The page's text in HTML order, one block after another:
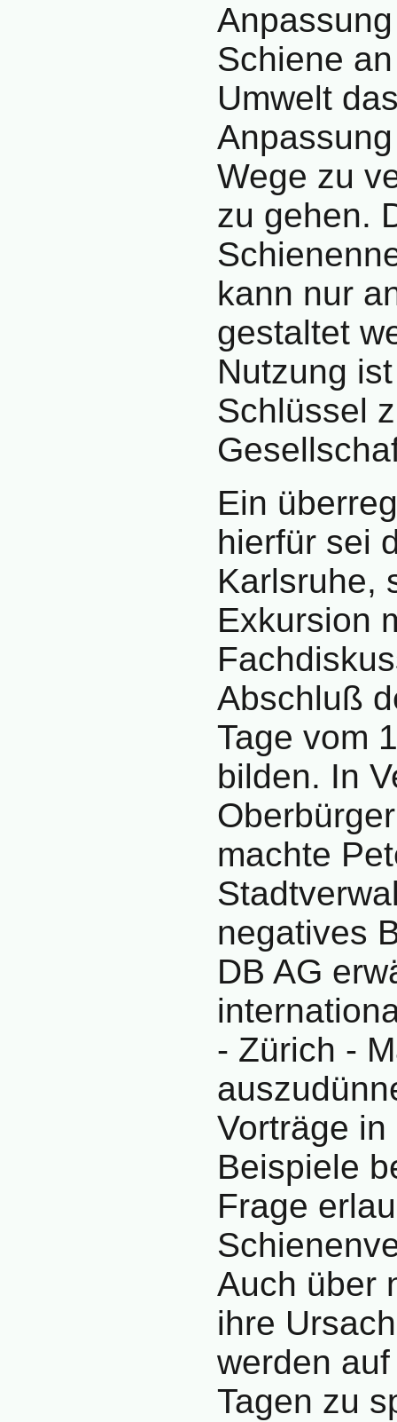
Schiene
Umwelt
Wege zu
zu gehen.
kann nur
gestaltet
Nutzung
Schlüssel
Ein
hierfür sei
Karlsruhe,
Exkursion
Abschluß
Tage vom
bilden. In
machte
negatives
DB AG
- Zürich -
Vorträge
Beispiele
Frage
Auch über
ihre
werden
Tagen zu